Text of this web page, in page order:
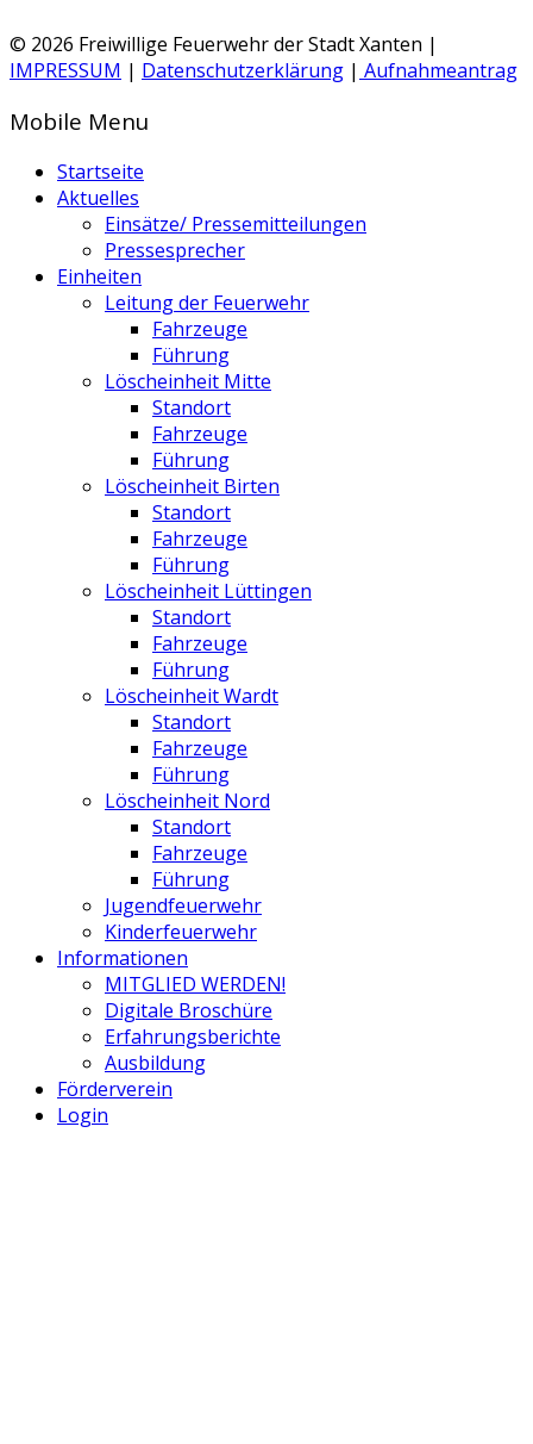
© 2026 Freiwillige Feuerwehr der Stadt Xanten |
IMPRESSUM | Datenschutzerklärung | Aufnahmeantrag
Mobile Menu
Startseite
Aktuelles
Einsätze/ Pressemitteilungen
Pressesprecher
Einheiten
Leitung der Feuerwehr
Fahrzeuge
Führung
Löscheinheit Mitte
Standort
Fahrzeuge
Führung
Löscheinheit Birten
Standort
Fahrzeuge
Führung
Löscheinheit Lüttingen
Standort
Fahrzeuge
Führung
Löscheinheit Wardt
Standort
Fahrzeuge
Führung
Löscheinheit Nord
Standort
Fahrzeuge
Führung
Jugendfeuerwehr
Kinderfeuerwehr
Informationen
MITGLIED WERDEN!
Digitale Broschüre
Erfahrungsberichte
Ausbildung
Förderverein
Login